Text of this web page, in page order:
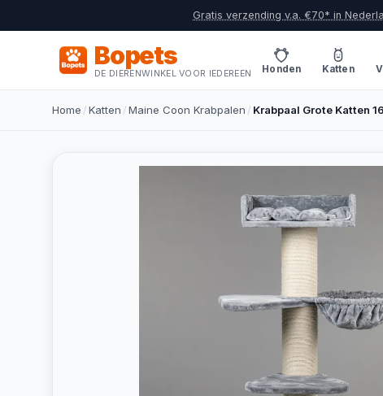
Gratis verzending v.a. €70* in
Bopets
DE DIERENWINKEL VOOR IEDEREEN Honden Katten
Home /Katten /Maine Coon Krabpalen / Krabpaal Grote Katten